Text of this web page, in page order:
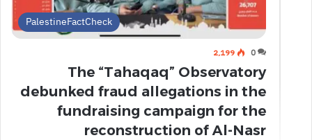
PalestineFactCheck
0 2٬199
The “Tahaqaq” Observatory
debunked fraud allegations in the
fundraising campaign for the
reconstruction of Al-Nasr